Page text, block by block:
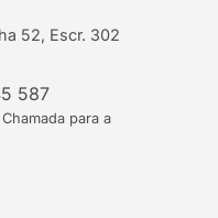
52, Escr. 302
587
para a